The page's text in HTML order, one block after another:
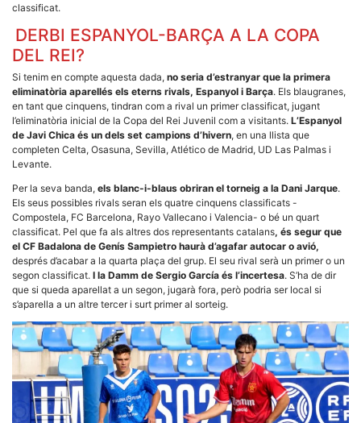
classificat.
DERBI ESPANYOL-BARÇA A LA COPA
DEL REI?
Si tenim en compte aquesta dada, no seria d’estranyar que la primera
eliminatòria aparellés els eterns rivals, Espanyol i Barça. Els blaugranes,
en tant que cinquens, tindran com a rival un primer classificat, jugant
l’eliminatòria inicial de la Copa del Rei Juvenil com a visitants. L’Espanyol
de Javi Chica és un dels set campions d’hivern, en una llista que
completen Celta, Osasuna, Sevilla, Atlético de Madrid, UD Las Palmas i
Levante.
Per la seva banda, els blanc-i-blaus obriran el torneig a la Dani Jarque.
Els seus possibles rivals seran els quatre cinquens classificats -
Compostela, FC Barcelona, Rayo Vallecano i Valencia- o bé un quart
classificat. Pel que fa als altres dos representants catalans, és segur que
el CF Badalona de Genís Sampietro haurà d’agafar autocar o avió,
després d’acabar a la quarta plaça del grup. El seu rival serà un primer o un
segon classificat. I la Damm de Sergio García és l’incertesa. S’ha de dir
que si queda aparellat a un segon, jugarà fora, però podria ser local si
s’aparella a un altre tercer i surt primer al sorteig.
anònima d'ús
la funcionalitat
i la seva
estructura.
Experiència
components
tècnics del
nostre lloc web
emmagatzemen
dades en el seu
dispositiu que
permeten que el
lloc funcioni tan
bé com sigui
possible. Si
rebutja
cookies
algunes
funcionalitats
desapareixeran
del lloc web.